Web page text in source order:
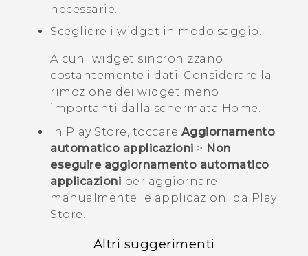
necessarie.
Scegliere i widget in modo saggio.
Alcuni widget sincronizzano
costantemente i dati. Considerare la
rimozione dei widget meno
importanti dalla schermata Home.
In Play Store , toccare Aggiornamento
automatico applicazioni > Non
eseguire aggiornamento automatico
applicazioni per aggiornare
manualmente le applicazioni da Play
Store
Altri suggerimenti